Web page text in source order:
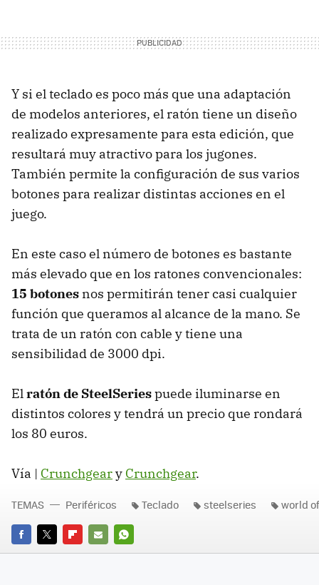
Y si el teclado es poco más que una adaptación
de modelos anteriores, el ratón tiene un diseño
realizado expresamente para esta edición, que
resultará muy atractivo para los jugones.
También permite la configuración de sus varios
botones para realizar distintas acciones en el
juego.
En este caso el número de botones es bastante
más elevado que en los ratones convencionales:
15 botones nos permitirán tener casi cualquier
función que queramos al alcance de la mano. Se
trata de un ratón con cable y tiene una
sensibilidad de 3000 dpi.
Elratón de SteelSeriespuede iluminarse en
distintos colores y tendrá un precio que rondará
los 80 euros.
Vía | Crunchgeary Crunchgear.
FACEBOOK
TWITTERFLIPBOARD
E-
WHATSAPP
TEMAS Periféricos Teclado steelseries world